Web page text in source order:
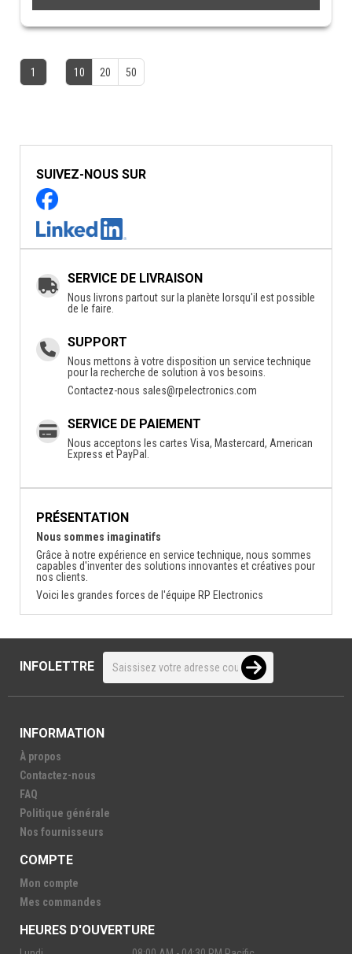
1 10 20 50
SUIVEZ-NOUS SUR
SERVICE DE LIVRAISON
Nous livrons partout sur la planète lorsqu'il est possible
de le faire.
SUPPORT
Nous mettons à votre disposition un service technique
pour la recherche de solution à vos besoins.
Contactez-nous sales@rpelectronics.com
SERVICE DE PAIEMENT
Nous acceptons les cartes Visa, Mastercard, American
Express et PayPal.
PRÉSENTATION
Nous sommes imaginatifs
Grâce à notre expérience en service technique, nous sommes
capables d'inventer des solutions innovantes et créatives pour
nos clients.
Voici les grandes forces de l'équipe RP Electronics
INFOLETTRE
INFORMATION
À propos
Contactez-nous
FAQ
Politique générale
Nos fournisseurs
COMPTE
Mon compte
Mes commandes
HEURES D'OUVERTURE